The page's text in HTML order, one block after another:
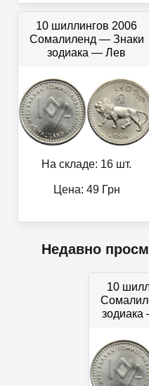
10 шиллингов 2006
Сомалиленд — Знаки
зодиака — Лев
На складе: 16 шт.
Цена: 49Грн
Недавно
10